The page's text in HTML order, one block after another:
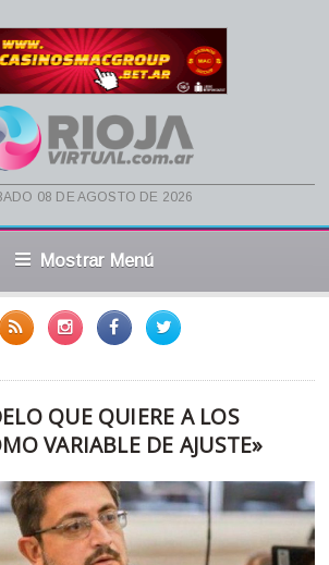
08 de agosto de 2026
Mostrar Menú
QUE QUIERE A LOS
VARIABLE DE AJUSTE»